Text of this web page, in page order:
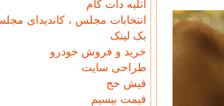
آتلیه دات کام
انتخابات مجلس ، کاندیدای
بک لینک
خرید و فروش خودرو
طراحی سایت
فیش حج
قیمت بیسیم